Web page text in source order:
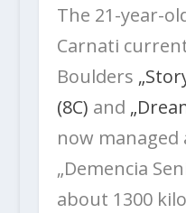
The 21-year-
Carnati
Boulders
(8C) and
now managed
„Demencia
about 1300